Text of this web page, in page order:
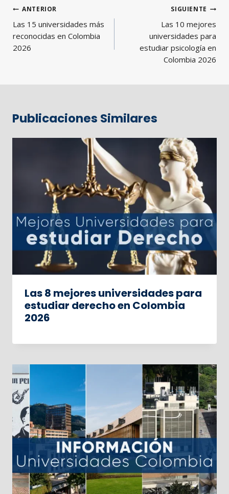
Navegación
de
entradas
ANTERIOR
Las 15 universidades más
reconocidas en Colombia
2026
SIGUIENTE
Las 10 mejores
universidades para
estudiar psicología en
Colombia 2026
Publicaciones Similares
Las 8 mejores universidades para
estudiar derecho en Colombia
2026